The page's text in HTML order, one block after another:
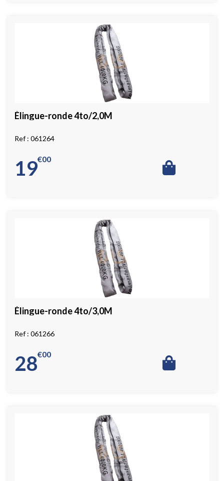
Élingue-ronde 4to/2,0M
061264
19 00
€
Élingue-ronde 4to/3,0M
061266
28 00
€